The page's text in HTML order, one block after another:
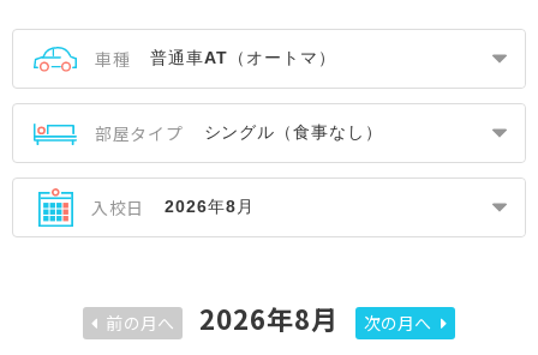
車種
部屋タイプ
入校日
前の月へ 2026年8月 次の月へ